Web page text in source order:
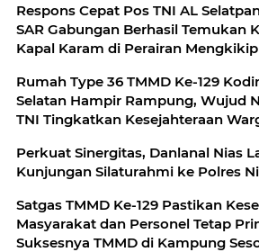
Respons Cepat Pos TNI AL
SAR Gabungan Berhasil Temukan
Kapal Karam di Perairan
Rumah Type 36 TMMD Ke-129
Selatan Hampir Rampung, Wujud
TNI Tingkatkan Kesejahteraan
Perkuat Sinergitas, Danlanal Nias
Kunjungan Silaturahmi ke Polres
Satgas TMMD Ke-129 Pastikan
Masyarakat dan Personel Tetap
Suksesnya TMMD di Kampung